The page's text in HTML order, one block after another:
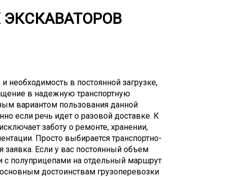
так как редко кому он нужен в
необходимость в постоянной загрузке,
в надежную транспортную
вариантом пользования данной
если речь идет о разовой доставке. К
заботу о ремонте, хранении,
Просто выбирается транспортно-
заявка. Если у вас постоянный объем
с полуприцепами на отдельный маршрут
достоинствам грузоперевозки